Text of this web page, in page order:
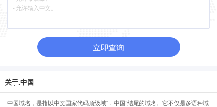
立即查询
关于.中国
中国域名，是指以中文国家代码顶级域“．中国”结尾的域名。它不仅是多语种域